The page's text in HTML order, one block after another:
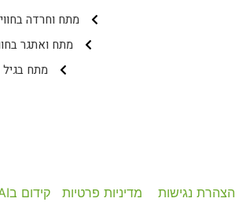
מתח וחרדה
מתח ואתגר
מתח
הצהרת נגישות מדיניות פרטיות קידום בAI